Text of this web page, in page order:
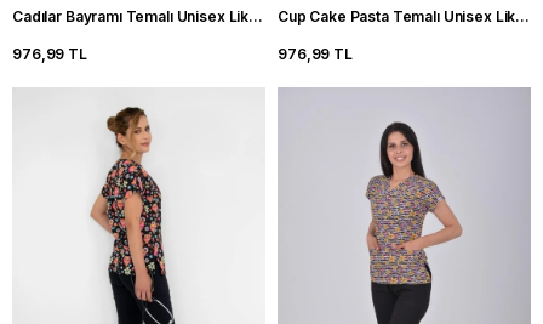
Cadılar Bayramı Temalı Unisex Likralı Medikal Forma Hastane Scrubs
976,99 TL
Cup Cake Pasta Temalı Unisex Likralı Aşçı Önlüğü Hastane Üniforması
976,99 TL